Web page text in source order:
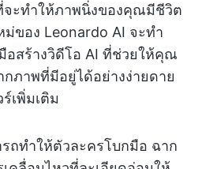
ะทำให้ภาพนิ่งของคุณมีชีวิต
ของ Leonardo AI จะทำ
อสร้างวิดีโอ AI ที่ช่วยให้คุณ
กภาพที่มีอยู่ได้อย่างง่ายดาย
เพิ่มเติม
ถทำให้ตัวละครโบกมือ ฉาก